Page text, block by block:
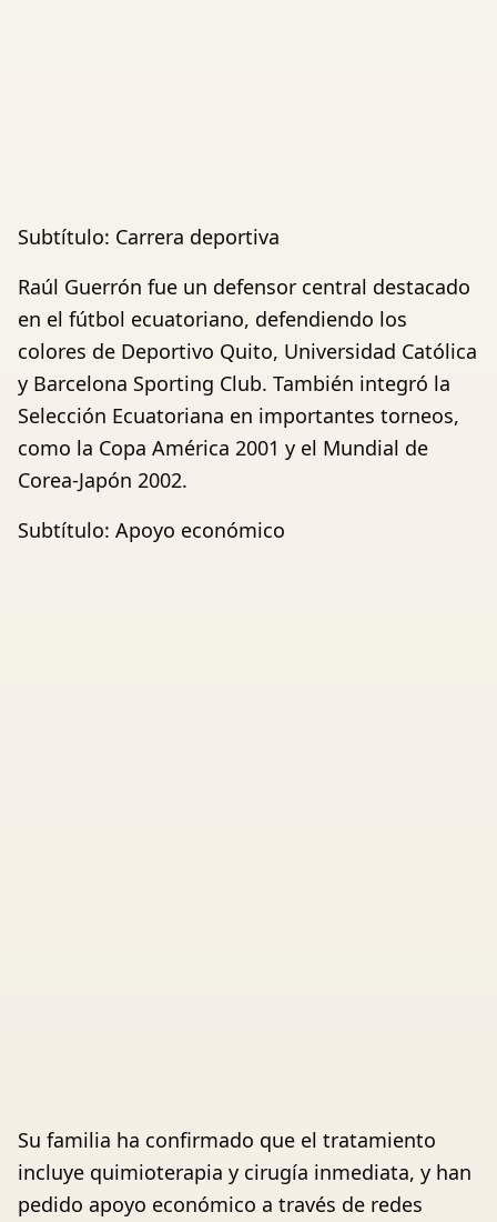
Subtítulo: Carrera deportiva
Raúl Guerrón fue un defensor central destacado
en el fútbol ecuatoriano, defendiendo los
colores de Deportivo Quito, Universidad Católica
y Barcelona Sporting Club. También integró la
Selección Ecuatoriana en importantes torneos,
como la Copa América 2001 y el Mundial de
Corea-Japón 2002.
Subtítulo: Apoyo económico
Su familia ha confirmado que el tratamiento
incluye quimioterapia y cirugía inmediata, y han
pedido apoyo económico a través de redes